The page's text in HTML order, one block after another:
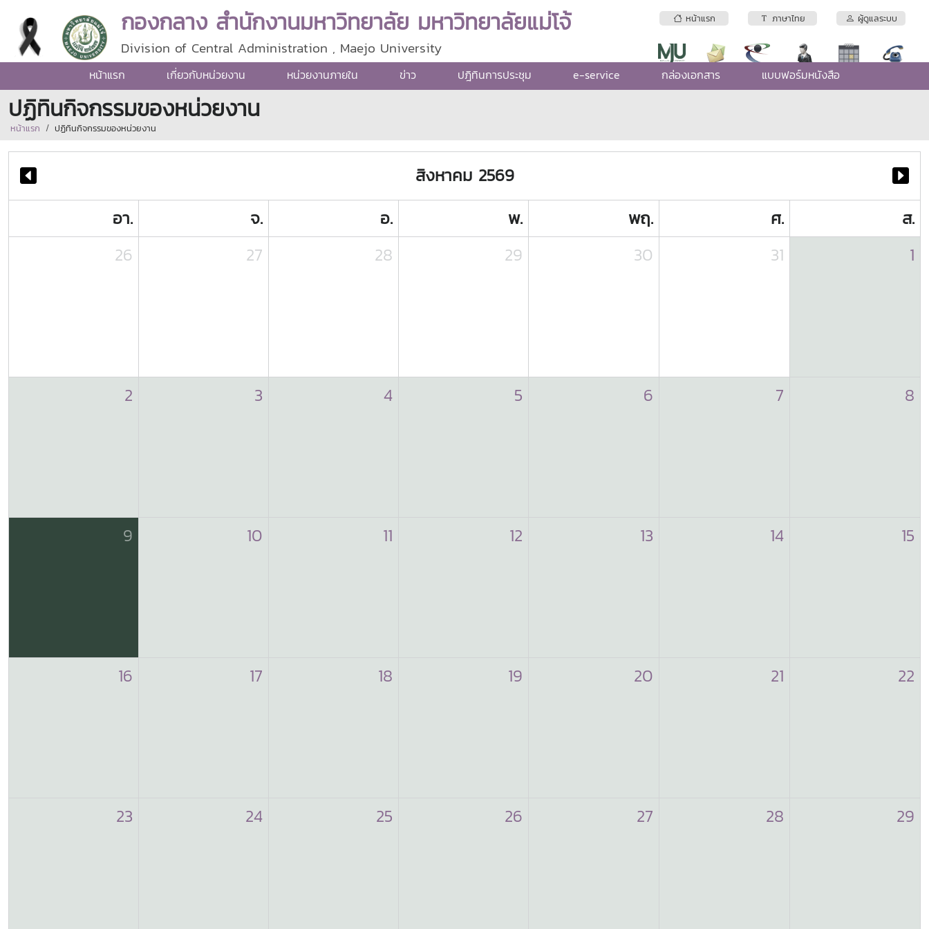
หน้าแรก ภาษาไทย ผู้ดูแลระบบ
กองกลาง สำนักงานมหาวิทยาลัย มหาวิทยาลัยแม่โจ้
Division of Central Administration , Maejo University
หน้าแรก เกี่ยวกับหน่วยงาน หน่วยงานภายใน ข่าว ปฎิทินการประชุม e-service กล่องเอกสาร แบบฟอร์มหนังสือ
ปฏิทินกิจกรรมของหน่วยงาน
หน้าแรก ปฏิทินกิจกรรมของหน่วยงาน
สิงหาคม 2569
อา.
จ. อ. พ. พฤ. ศ.
ส.
26
27 28 29 30 31 1
2 3 4 5 6 7 8
9 10 11 12 13 14 15
16 17 18 19 20 21 22
23 24 25 26 27 28 29